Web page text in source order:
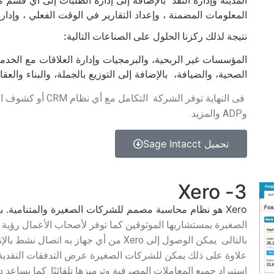
المعلومات المضمنة ، وإعداد التقارير في الوقت الفعلي ،
نتيجة لذلك ركزنا الحلول على الصناعات التالية:
المؤسسات غير الربحية، والبرمجيات وإدارة العلاقات مع
الصحية، والضيافة، بالإضافة إلى التوزيع بالجملة، والبناء
وADP والمزيد.
تحميل Sage Intacct
3- Xero
Xero هو نظام محاسبة مصمم للشركات الصغيرة والمتنامية. بالإضافة إلى أن
الصغيرة بمستشاريها الموثوقين كما توفر لأصحاب الأعمال
علاوة على ذلك يمكن للشركات الصغيرة عرض التدفقات
استيراد جميع المعاملات المصرفية وترميزها تلقائيًا. كما يساعد